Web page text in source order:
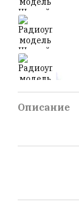
Описание